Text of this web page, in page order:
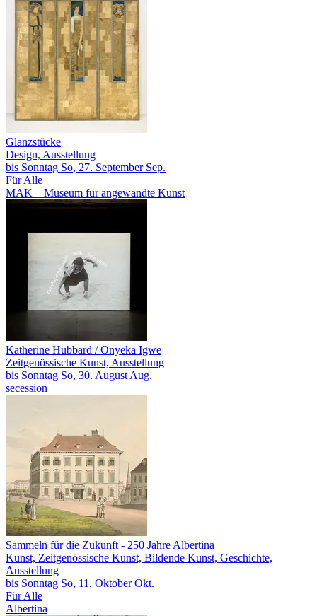
Glanzstücke
Design, Ausstellung
bis Sonntag So, 27. September Sep.
Für Alle
MAK – Museum für angewandte Kunst
Katherine Hubbard / Onyeka Igwe
Zeitgenössische Kunst, Ausstellung
bis Sonntag So, 30. AugustAug.
secession
Sammeln für die Zukunft- 250 Jahre Albertina
Kunst, Zeitgenössische Kunst, Bildende Kunst, Geschichte,
Ausstellung
bis Sonntag So, 11. Oktober Okt.
Für Alle
Albertina